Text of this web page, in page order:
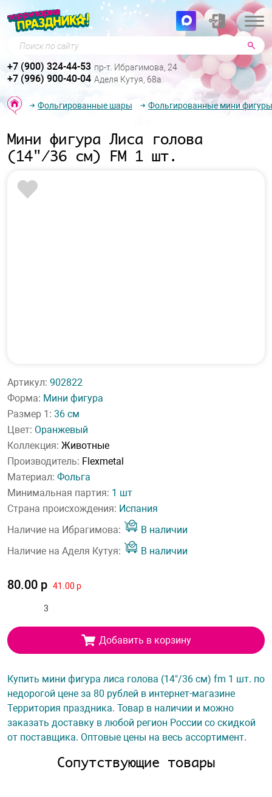
Поиск по сайту
+7 (900) 324-44-53 пр-т. Ибрагимова, 24
+7 (996) 900-40-04 Аделя Кутуя, 68а
Фольгированные шары Фольгированные мини фигуры
Мини фигура Лиса голова
(14"/36 см) FM 1 шт.
Артикул: 902822
Форма: Мини фигура
Размер 1: 36 см
Цвет: Оранжевый
Коллекция: Животные
Производитель: Flexmetal
Материал: Фольга
Минимальная партия: 1 шт
Страна происхождения: Испания
Наличие на Ибрагимова:
В наличии
Наличие на Аделя Кутуя:
В наличии
80.00 р 41.00 р
Добавить в корзину
Купить мини фигура лиса голова (14"/36 см) fm 1 шт. по
недорогой цене за 80 рублей в интернет-магазине
Территория праздника. Товар в наличии и можно
заказать доставку в любой регион России со скидкой
от поставщика. Оптовые цены на весь ассортимент.
Сопутствующие товары